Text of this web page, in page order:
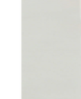
恩沛科技股份有限